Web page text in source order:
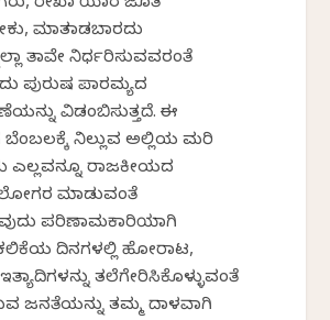
ರೇಖಾ ಯಾರ ಜೊತೆ
ಮಾತನಾಡಬಾರದು
ತಾವೇ ನಿರ್ಧರಿಸುವವರಂತೆ
ಪುರುಷ ಪಾರಮ್ಯದ
ವಿಡಂಬಿಸುತ್ತದೆ. ಈ
ಬೆಂಬಲಕ್ಕೆ ನಿಲ್ಲುವ ಅಲ್ಲಿಯ ಮರಿ
ಎಲ್ಲವನ್ನೂ ರಾಜಕೀಯದ
ಮಾಡುವಂತೆ
ಪರಿಣಾಮಕಾರಿಯಾಗಿ
ದಿನಗಳಲ್ಲಿ ಹೋರಾಟ,
ತಲೆಗೇರಿಸಿಕೊಳ್ಳುವಂತೆ
ಜನತೆಯನ್ನು ತಮ್ಮ ದಾಳವಾಗಿ